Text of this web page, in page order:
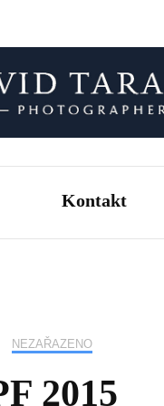
na kterých
Kontakt
NEZAŘAZENO
2015